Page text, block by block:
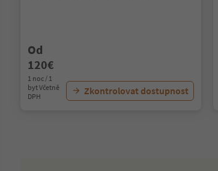
Od
120€
1 noc / 1
byt Včetně
DPH
Zkontrolovat dostupnost